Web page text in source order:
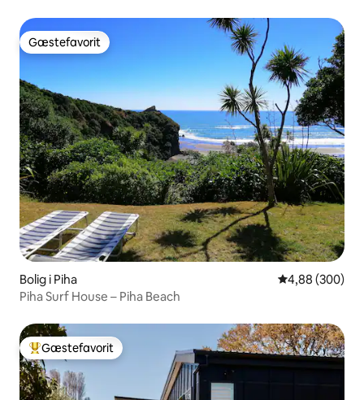
Gæstefavorit
Gæstefavorit
Bolig i Piha 4,88 ud af 5 i
4,88 (300)
Piha Surf House – Piha Beach
Bedste gæstefavorit
Gæstefavorit